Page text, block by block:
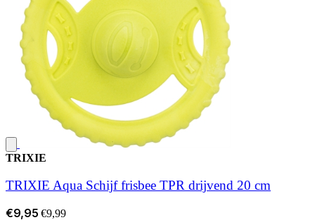
TRIXIE
TRIXIE Aqua Schijf frisbee TPR drijvend 20 cm
€9,95 €9,99